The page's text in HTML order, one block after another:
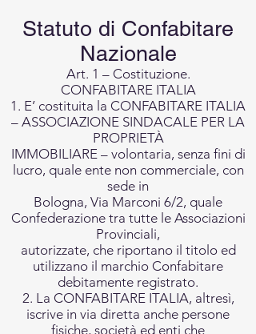
Statuto di Confabitare
Nazionale
Art. 1 – Costituzione.
CONFABITARE ITALIA
1. E’ costituita la CONFABITARE ITALIA
– ASSOCIAZIONE SINDACALE PER LA
PROPRIETÀ
IMMOBILIARE – volontaria, senza fini di
lucro, quale ente non commerciale, con
sede in
Bologna, Via Marconi 6/2, quale
Confederazione tra tutte le Associazioni
Provinciali,
autorizzate, che riportano il titolo ed
utilizzano il marchio Confabitare
debitamente registrato.
2. La CONFABITARE ITALIA, altresì,
iscrive in via diretta anche persone
fisiche, società ed enti che